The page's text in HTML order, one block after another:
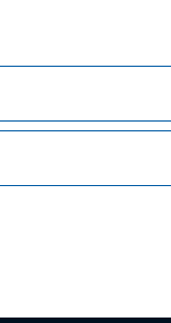
Morgan Stanley